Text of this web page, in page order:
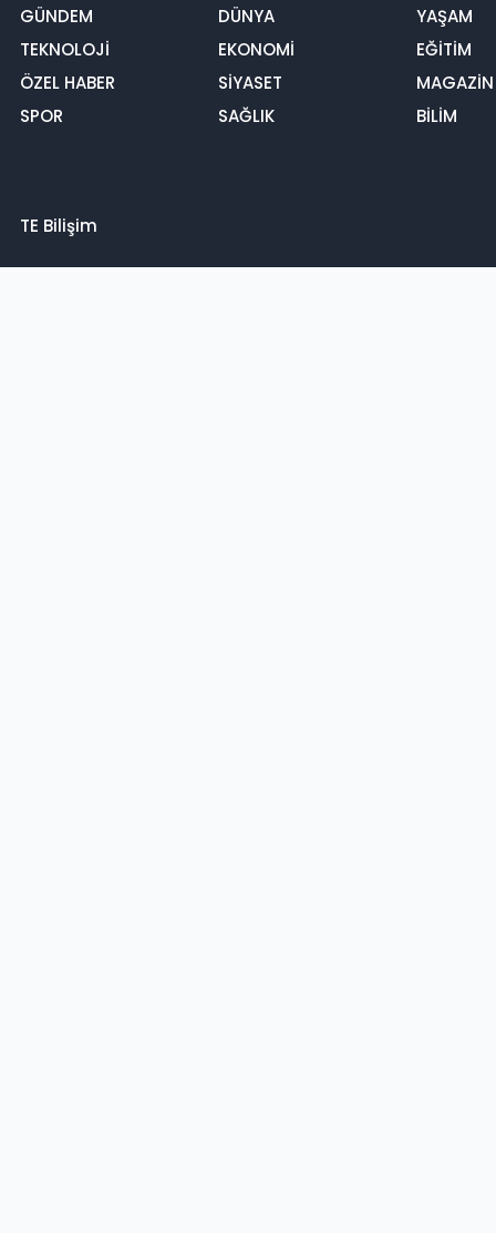
GÜNDEM
TEKNOLOJİ
ÖZEL HABER
SPOR
DÜNYA
EKONOMİ
SİYASET
SAĞLIK
YAŞAM
EĞİTİM
MAGAZİN
BİLİM
TE Bilişim